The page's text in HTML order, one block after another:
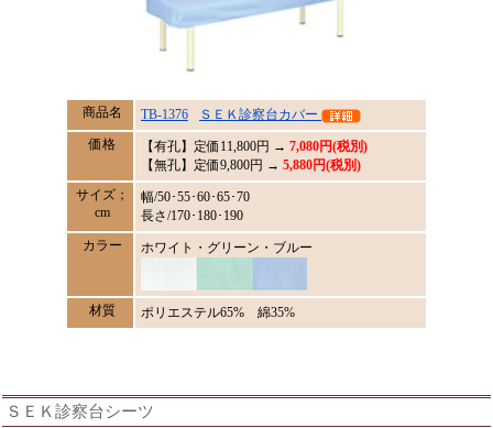
商品名 TB-1376
ＳＥＫ診察台カバー
価格
【有孔】定価 11,800円 → 7,080円(税別)
【無孔】定価9,800円 → 5,880円(税別)
サイズ；
cm
幅/50･55･60･65･70
長さ/170･180･190
カラー
ホワイト・グリーン・ブルー
材質 ポリエステル65% 綿35%
ＳＥＫ診察台シーツ